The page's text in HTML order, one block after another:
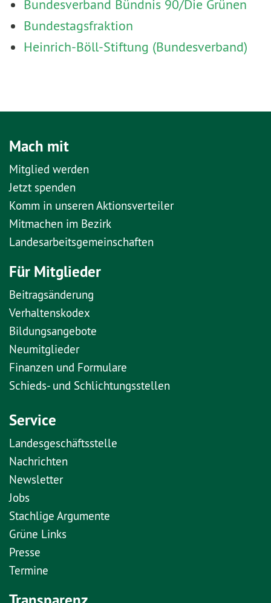
Bundesverband Bündnis 90/Die Grünen
Bundestagsfraktion
Heinrich-Böll-Stiftung (Bundesverband)
Mach mit
Mitglied werden
Jetzt spenden
Komm in unseren Aktionsverteiler
Mitmachen im Bezirk
Landesarbeitsgemeinschaften
Für Mitglieder
Beitragsänderung
Verhaltenskodex
Bildungsangebote
Neumitglieder
Finanzen und Formulare
Schieds- und Schlichtungsstellen
Service
Landesgeschäftsstelle
Nachrichten
Newsletter
Jobs
Stachlige Argumente
Grüne Links
Presse
Termine